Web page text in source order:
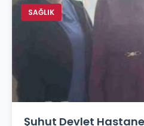
SAĞLIK
Şuhut Devlet